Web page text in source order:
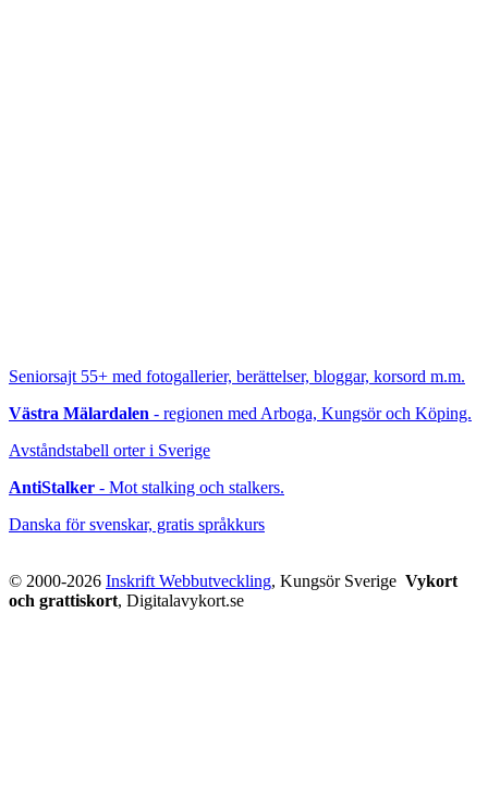
Seniorsajt 55+ med fotogallerier, berättelser, bloggar, korsord m.m.
Västra Mälardalen - regionen med Arboga, Kungsör och Köping.
Avståndstabell orter i Sverige
AntiStalker - Mot stalking och stalkers.
Danska för svenskar, gratis språkkurs
© 2000-2026 Inskrift Webbutveckling, Kungsör Sverige Vykort
och grattiskort, Digitalavykort.se